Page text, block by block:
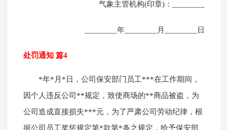
气象主管机构(印章)：________
________年________月________日
处罚通知 篇4
*年*月*日，公司保安部门员工***在工作期间，
因个人违反公司**规定，致使商场的**商品被盗，为
公司造成直接损失***元，为了严肃公司劳动纪律，根
据公司员工奖惩规定第*款第*条之规定，给予保安部